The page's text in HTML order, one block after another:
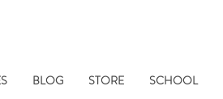
BLOG STORE SCHOOL